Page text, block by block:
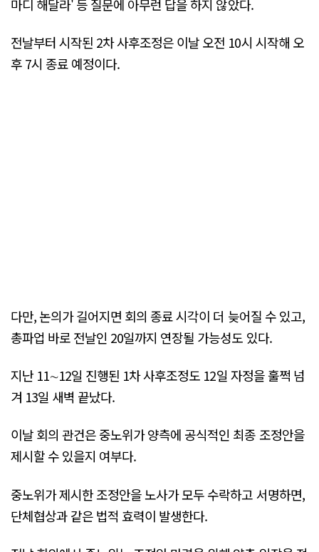
마디 해달라' 등 질문에 아무런 답을 하지 않았다.
전날부터 시작된 2차 사후조정은 이날 오전 10시 시작해 오
후 7시 종료 예정이다.
다만, 논의가 길어지면 회의 종료 시각이 더 늦어질 수 있고,
총파업 바로 전날인 20일까지 연장될 가능성도 있다.
지난 11∼12일 진행된 1차 사후조정도 12일 자정을 훌쩍 넘
겨 13일 새벽 끝났다.
이날 회의 관건은 중노위가 양측에 공식적인 최종 조정안을
제시할 수 있을지 여부다.
중노위가 제시한 조정안을 노사가 모두 수락하고 서명하면,
단체협상과 같은 법적 효력이 발생한다.